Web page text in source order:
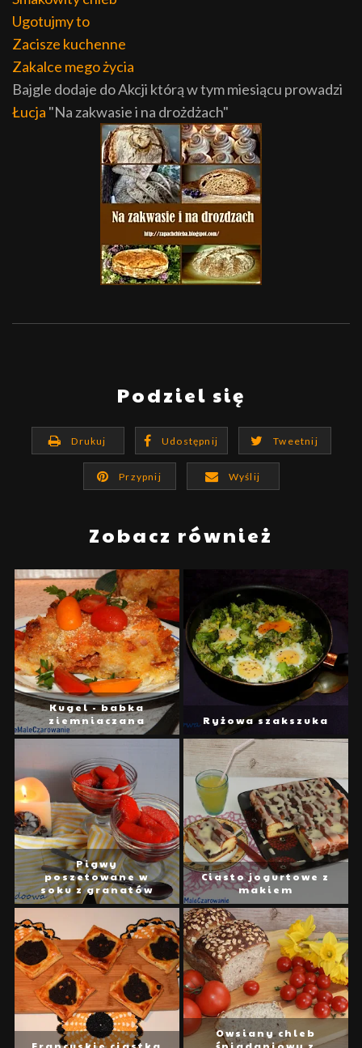
Ugotujmy to
Zacisze kuchenne
Zakalce mego życia
Bajgle dodaje do Akcji którą w tym miesiącu prowadzi
Łucja "Na zakwasie i na drożdżach"
Podziel się
Drukuj Udostępnij Tweetnij
Przypnij Wyślij
Zobacz również
Kugel - babka
ziemniaczana
Ryżowa szakszuka
Pigwy
poszetowane w
soku z granatów
Ciasto jogurtowe z
makiem
Francuskie ciastka
Owsiany chleb
śniadaniowy z